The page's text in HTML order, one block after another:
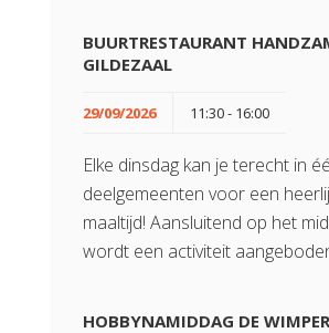
BUURTRESTAURANT
GILDEZAAL
29/09/2026 11:30 - 16:00
Elke dinsdag kan je terecht in
deelgemeenten voor een
maaltijd! Aansluitend op het
wordt een activiteit
HOBBYNAMIDDAG DE